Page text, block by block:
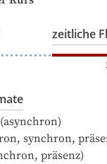
zeitliche
(asynchron)
synchron,
präsenz)